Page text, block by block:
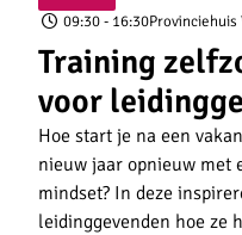
09:30- 16:30
Training
voor
Hoe start je na een
nieuw jaar opnieuw met
mindset? In deze
leidinggevenden hoe ze